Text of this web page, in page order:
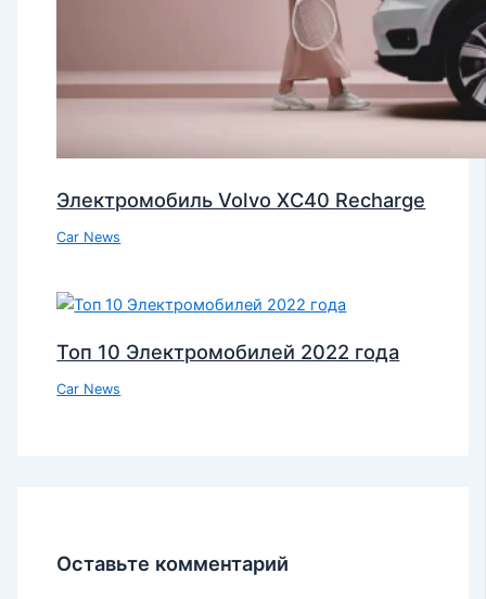
Электромобиль Volvo XC40 Recharge
Car News
Топ 10 Электромобилей 2022 года
Car News
Оставьте комментарий